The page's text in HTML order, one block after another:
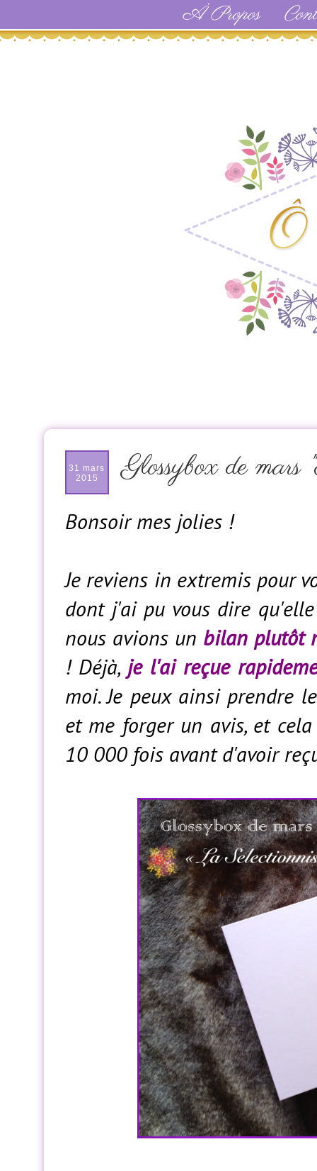
À Propos
31 mars
2015
Glossybox de
Bonsoir mes jolies !
Je reviens in extremis pour
dont j'ai pu vous dire
nous avions un bilan plutôt
! Déjà, je l'ai reçue
moi. Je peux ainsi prendre
et me forger un avis, et
10 000 fois avant d'avoir